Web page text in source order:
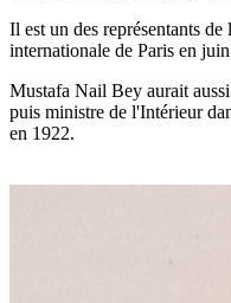
Il est un des représentants
internationale de Paris en
Mustafa Nail Bey aurait
puis ministre de l'Intérieur
en 1922.